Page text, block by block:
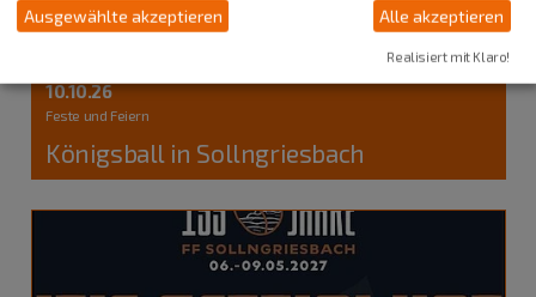
10.10.26
Feste und Feiern
Königsball in Sollngriesbach
Ausgewählte akzeptieren Alle akzeptieren
Realisiert mit Klaro!